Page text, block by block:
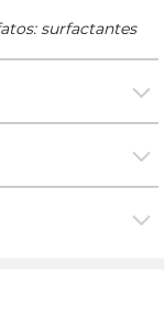
surfactantes